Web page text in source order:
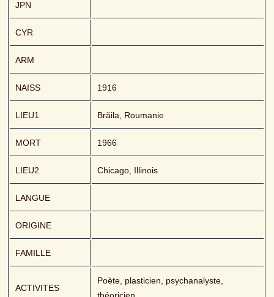
JPN
CYR
ARM
NAISS 1916
LIEU1 Brăila, Roumanie
MORT 1966
LIEU2 Chicago, Illinois
LANGUE
ORIGINE
FAMILLE
ACTIVITES
Poète, plasticien, psychanalyste,